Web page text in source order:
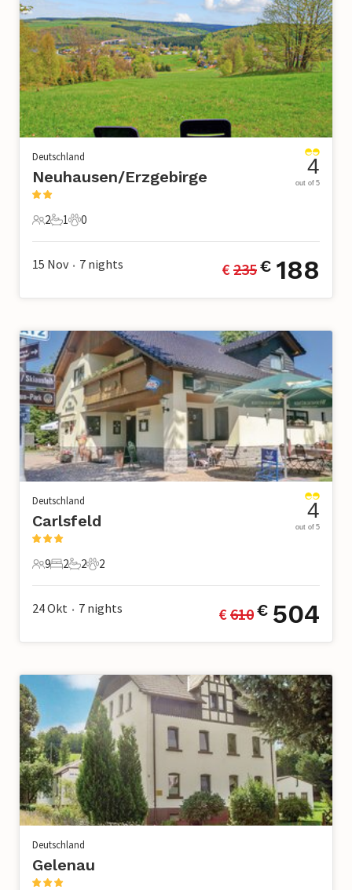
Deutschland
Neuhausen/Erzgebirge
2 Gäste
2
1 Badezimmer
1
0 Haustiere
0
4
out of 5
15 Nov • 7 nights € 235€ 188
Deutschland
Carlsfeld
9 Gäste
9
2 Schlafzimmer
2
2 Badezimmer
2
2 Haustiere
2
4
out of 5
24 Okt • 7 nights € 610€ 504
Deutschland
Gelenau